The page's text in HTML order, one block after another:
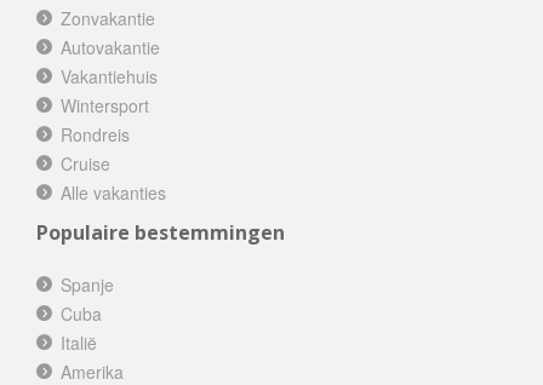
Zonvakantie
Autovakantie
Vakantiehuis
Wintersport
Rondreis
Cruise
Alle vakanties
Populaire bestemmingen
Spanje
Cuba
Italië
Amerika